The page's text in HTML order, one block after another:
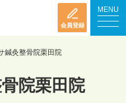
会員登録
MENU
鍼灸整骨院栗田院
院栗田院